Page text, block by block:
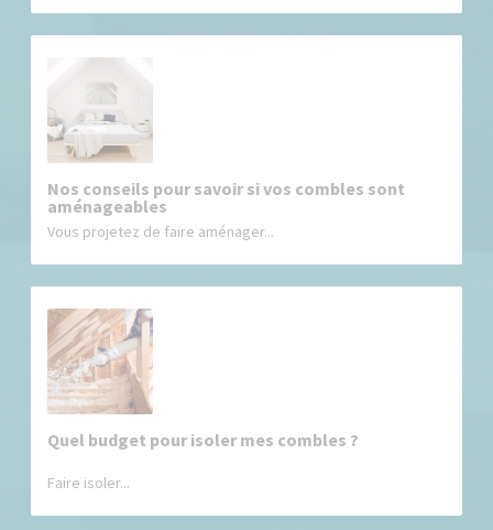
Nos conseils pour savoir si vos combles sont
aménageables
Vous projetez de faire aménager...
Quel budget pour isoler mes combles ?
Faire isoler...